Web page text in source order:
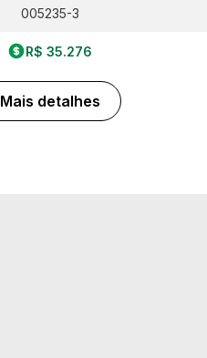
005235-3
R$ 35.276
Mais detalhes